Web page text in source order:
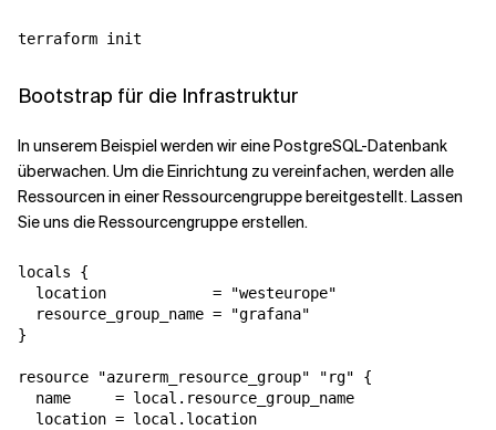
terraform init
Bootstrap für die Infrastruktur
In unserem Beispiel werden wir eine PostgreSQL-Datenbank
überwachen. Um die Einrichtung zu vereinfachen, werden alle
Ressourcen in einer Ressourcengruppe bereitgestellt. Lassen
Sie uns die Ressourcengruppe erstellen.
locals {
  location            = "westeurope"
  resource_group_name = "grafana"
}
resource "azurerm_resource_group" "rg" {
  name     = local.resource_group_name
  location = local.location